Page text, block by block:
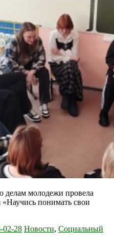
делам молодежи провела
понимать свои
02-28 Новости, Социальный